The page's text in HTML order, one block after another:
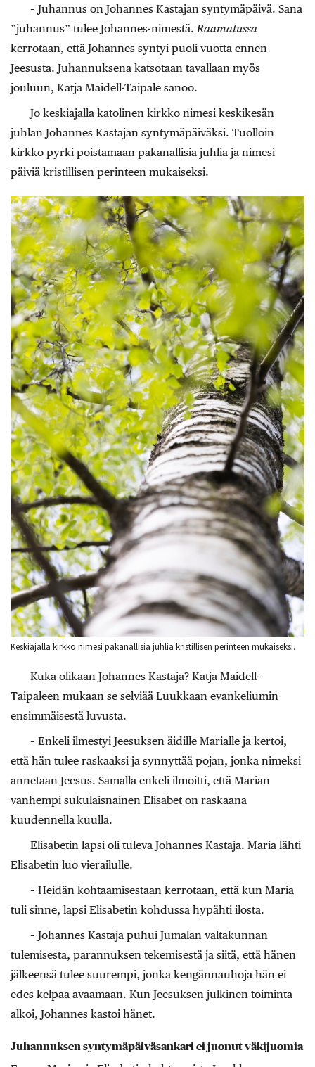
– Juhannus on Johannes Kastajan syntymäpäivä. Sana
”juhannus” tulee Johannes-nimestä. Raamatussa
kerrotaan, että Johannes syntyi puoli vuotta ennen
Jeesusta. Juhannuksena katsotaan tavallaan myös
jouluun, Katja Maidell-Taipale sanoo.
Jo keskiajalla katolinen kirkko nimesi keskikesän
juhlan Johannes Kastajan syntymäpäiväksi. Tuolloin
kirkko pyrki poistamaan pakanallisia juhlia ja nimesi
päiviä kristillisen perinteen mukaiseksi.
Keskiajalla kirkko nimesi pakanallisia juhlia kristillisen perinteen mukaiseksi.
Kuka olikaan Johannes Kastaja? Katja Maidell-
Taipaleen mukaan se selviää Luukkaan evankeliumin
ensimmäisestä luvusta.
– Enkeli ilmestyi Jeesuksen äidille Marialle ja kertoi,
että hän tulee raskaaksi ja synnyttää pojan, jonka nimeksi
annetaan Jeesus. Samalla enkeli ilmoitti, että Marian
vanhempi sukulaisnainen Elisabet on raskaana
kuudennella kuulla.
Elisabetin lapsi oli tuleva Johannes Kastaja. Maria lähti
Elisabetin luo vierailulle.
– Heidän kohtaamisestaan kerrotaan, että kun Maria
tuli sinne, lapsi Elisabetin kohdussa hypähti ilosta.
– Johannes Kastaja puhui Jumalan valtakunnan
tulemisesta, parannuksen tekemisestä ja siitä, että hänen
jälkeensä tulee suurempi, jonka kengännauhoja hän ei
edes kelpaa avaamaan. Kun Jeesuksen julkinen toiminta
alkoi, Johannes kastoi hänet.
Juhannuksen syntymäpäiväsankari ei juonut väkijuomia